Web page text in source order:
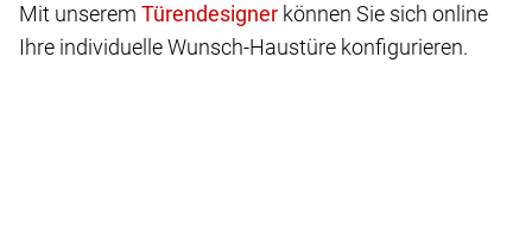
Mit unserem
können Sie sich online
Ihre individuelle Wunsch-Haustüre konfigurieren.